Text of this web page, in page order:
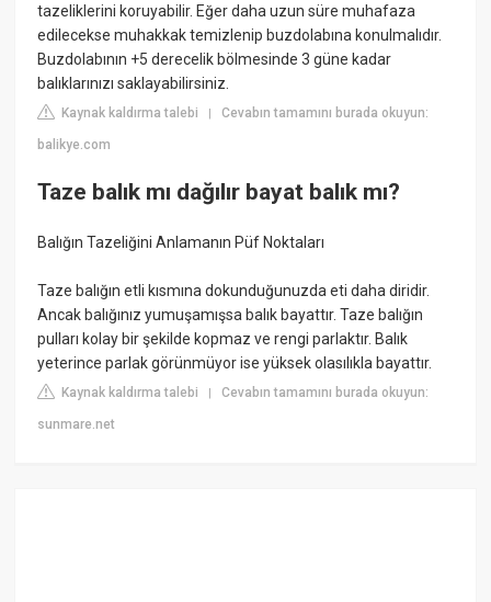
tazeliklerini koruyabilir. Eğer daha uzun süre muhafaza
edilecekse muhakkak temizlenip buzdolabına konulmalıdır.
Buzdolabının +5 derecelik bölmesinde 3 güne kadar
balıklarınızı saklayabilirsiniz.
Kaynak kaldırma talebi |Cevabın tamamını burada okuyun:
balikye.com
Taze balık mı dağılır bayat balık mı?
Balığın Tazeliğini Anlamanın Püf Noktaları
Taze balığın etli kısmına dokunduğunuzda eti daha diridir.
Ancak balığınız yumuşamışsa balık bayattır. Taze balığın
pulları kolay bir şekilde kopmaz ve rengi parlaktır. Balık
yeterince parlak görünmüyor ise yüksek olasılıkla bayattır.
Kaynak kaldırma talebi |Cevabın tamamını burada okuyun:
sunmare.net